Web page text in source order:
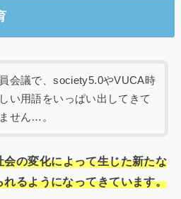
会議で、society5.0やVUCA時
い用語をいっぱい出してきて
せん…。
会の変化によって生じた新たな
るようになってきています。